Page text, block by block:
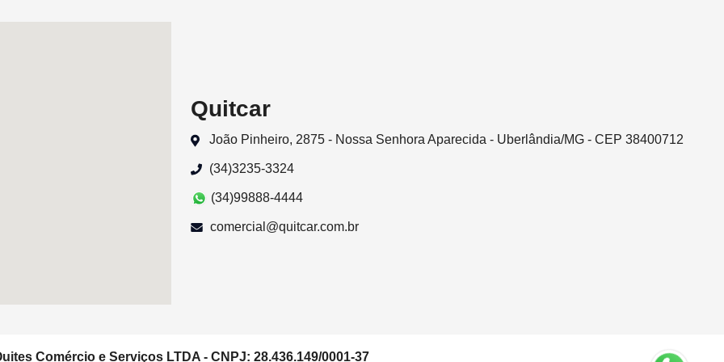
Quitcar
João Pinheiro, 2875 - Nossa Senhora Aparecida - Uberlândia/MG - CEP 38400712
(34)3235-3324
(34)99888-4444
comercial@quitcar.com.br
Comércio e Serviços LTDA - CNPJ: 28.436.149/0001-37